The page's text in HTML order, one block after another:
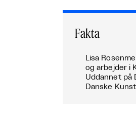
Fakta
Lisa
og arbejder i
Uddannet på
Danske